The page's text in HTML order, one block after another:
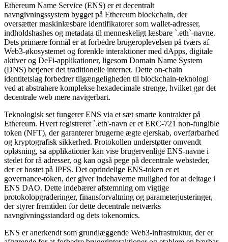
Ethereum Name Service (ENS) er et decentralt
navngivningssystem bygget på Ethereum blockchain, der
oversætter maskinlæsbare identifikatorer som wallet-adresser,
indholdshashes og metadata til menneskeligt læsbare `.eth`-navne.
Dets primære formål er at forbedre brugeroplevelsen på tværs af
Web3-økosystemet og forenkle interaktioner med dApps, digitale
aktiver og DeFi-applikationer, ligesom Domain Name System
(DNS) betjener det traditionelle internet. Dette on-chain
identitetslag forbedrer tilgængeligheden til blockchain-teknologi
ved at abstrahere komplekse hexadecimale strenge, hvilket gør det
decentrale web mere navigerbart.
Teknologisk set fungerer ENS via et sæt smarte kontrakter på
Ethereum. Hvert registreret `.eth'-navn er et ERC-721 non-fungible
token (NFT), der garanterer brugerne ægte ejerskab, overførbarhed
og kryptografisk sikkerhed. Protokollen understøtter omvendt
opløsning, så applikationer kan vise brugervenlige ENS-navne i
stedet for rå adresser, og kan også pege på decentrale websteder,
der er hostet på IPFS. Det oprindelige ENS-token er et
governance-token, der giver indehaverne mulighed for at deltage i
ENS DAO. Dette indebærer afstemning om vigtige
protokolopgraderinger, finansforvaltning og parameterjusteringer,
der styrer fremtiden for dette decentrale netværks
navngivningsstandard og dets tokenomics.
ENS er anerkendt som grundlæggende Web3-infrastruktur, der er